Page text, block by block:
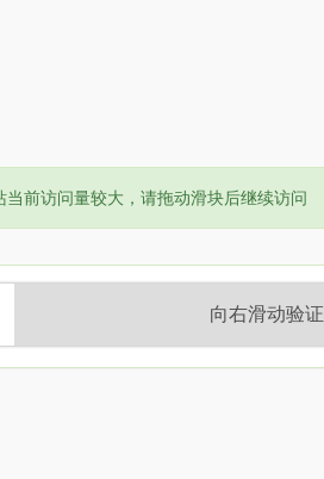
当前访问量较大，请拖动滑块后继续访问
向右滑动验证